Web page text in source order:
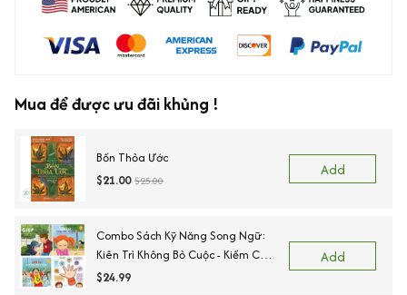
Mua để được ưu đãi khủng !
Bốn Thỏa Ước
$21.00 $25.00
Add
Combo Sách Kỹ Năng Song Ngữ:
Kiên Trì Không Bỏ Cuộc - Kiềm Chế
Cơn Tức Giận - Ngõ Lời Khi Cần
$24.99
Add